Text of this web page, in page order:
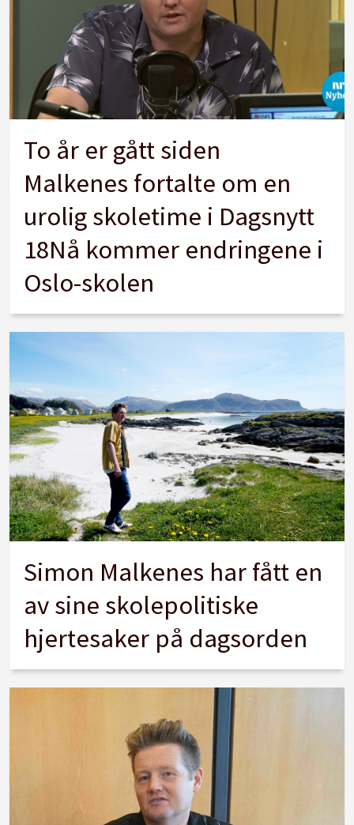
To år er gått siden
Malkenes fortalte om en
urolig skoletime i Dagsnytt
18Nå kommer endringene i
Oslo-skolen
Simon Malkenes har fått en
av sine skolepolitiske
hjertesaker på dagsorden